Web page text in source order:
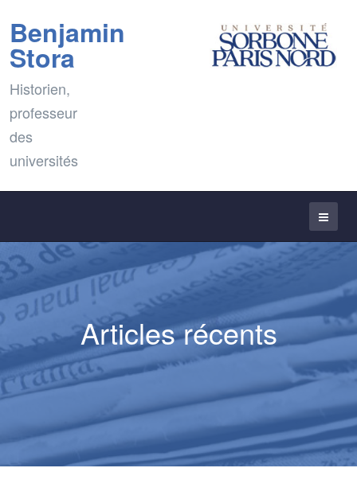
Benjamin
Stora
Historien,
professeur
des
universités
Articles récents